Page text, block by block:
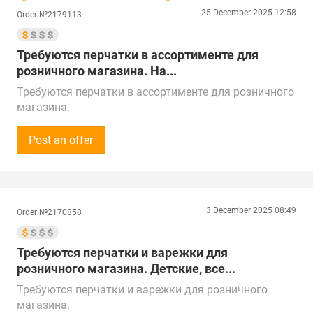
Доставка в г. Егорьевск
Order №2179113 25 December 2025 12:58
Требуются перчатки в ассортименте для
розничного магазина. На...
Требуются перчатки в ассортименте для розничного
магазина.
варежки, все сезоны, эконом и средний ценовой
сегмент, с маркировкой Честный знак.
Звонки принимаем Пн-Пт с 10:00 до 19:00 по
местному времени.
Предложения от поставщиков рассмотрим по РФ,
Китаю, Республике Беларусь, Турции, ОАЭ и
Казахстану.
Доставка в г. Рязань
Post an offer
Order №2170858 3 December 2025 08:49
Требуются перчатки и варежки для
розничного магазина. Детские, все...
Требуются перчатки и варежки для розничного
магазина.